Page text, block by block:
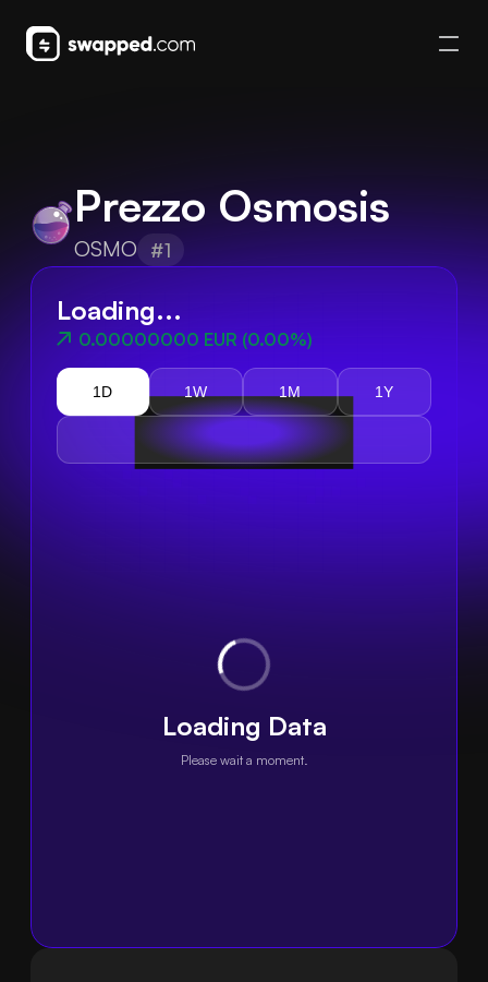
Prezzo Osmosis
OSMO #1
Loading...
0.00000000 EUR (0.00%)
1D 1W 1M 1Y
Loading Data
Please wait a moment.